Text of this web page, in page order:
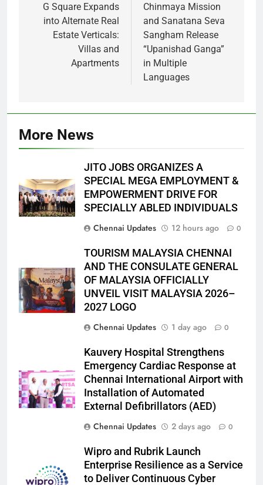
navigation
G Square Expands
into Alternate Real
Estate Verticals:
Villas and
Apartments
Chinmaya Mission
and Sanatana Seva
Sangham Release
“Upanishad Ganga”
in Multiple
Languages
More News
JITO JOBS ORGANIZES A
SPECIAL MEGA EMPLOYMENT &
EMPOWERMENT DRIVE FOR
SPECIALLY ABLED INDIVIDUALS
Chennai Updates
12 hours ago 0
TOURISM MALAYSIA CHENNAI
AND THE CONSULATE GENERAL
OF MALAYSIA OFFICIALLY
UNVEIL VISIT MALAYSIA 2026–
2027 LOGO
Chennai Updates
1 day ago 0
Kauvery Hospital Strengthens
Emergency Cardiac Response at
Chennai International Airport with
Installation of Automated
External Defibrillators (AED)
Chennai Updates
2 days ago 0
Wipro and Rubrik Launch
Enterprise Resilience as a Service
to Deliver Continuous Cyber